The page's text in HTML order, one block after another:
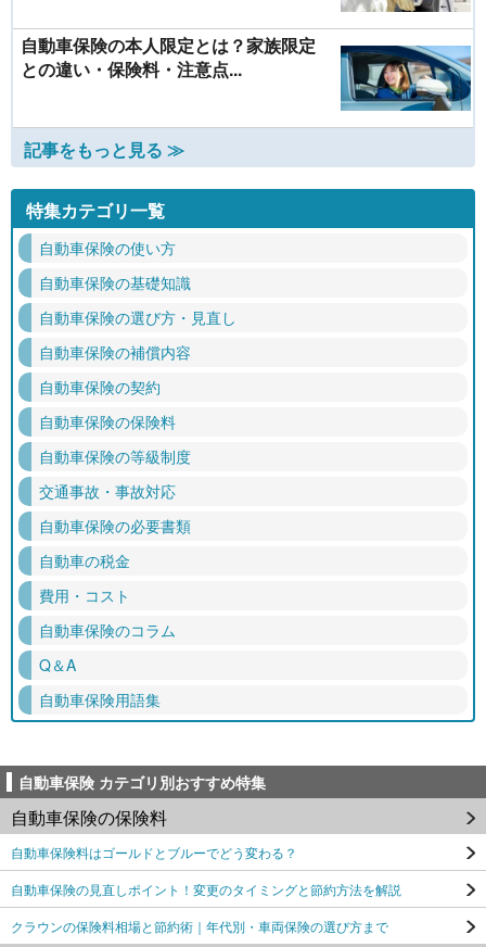
自動車保険の本人限定とは？家族限定
との違い・保険料・注意点...
記事をもっと見る ≫
特集カテゴリ一覧
自動車保険の使い方
自動車保険の基礎知識
自動車保険の選び方・見直し
自動車保険の補償内容
自動車保険の契約
自動車保険の保険料
自動車保険の等級制度
交通事故・事故対応
自動車保険の必要書類
自動車の税金
費用・コスト
自動車保険のコラム
Q＆A
自動車保険用語集
自動車保険 カテゴリ別おすすめ特集
自動車保険の保険料
自動車保険料はゴールドとブルーでどう変わる？
自動車保険の見直しポイント！変更のタイミングと節約方法を解説
クラウンの保険料相場と節約術｜年代別・車両保険の選び方まで